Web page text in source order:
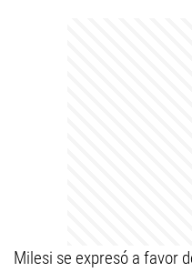
Milesi se expresó a favor